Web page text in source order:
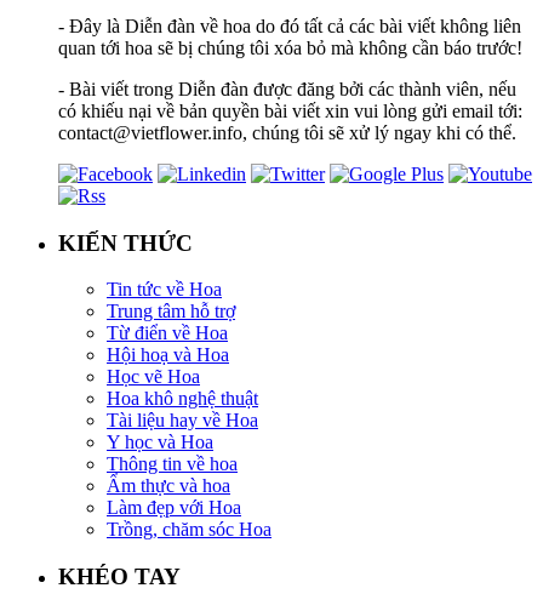
- Đây là Diễn đàn về hoa do đó tất cả các bài viết không liên
quan tới hoa sẽ bị chúng tôi xóa bỏ mà không cần báo trước!
- Bài viết trong Diễn đàn được đăng bởi các thành viên, nếu
có khiếu nại về bản quyền bài viết xin vui lòng gửi email tới:
contact@vietflower.info, chúng tôi sẽ xử lý ngay khi có thể.
KIẾN THỨC
Tin tức về Hoa
Trung tâm hỗ trợ
Từ điển về Hoa
Hội hoạ và Hoa
Học vẽ Hoa
Hoa khô nghệ thuật
Tài liệu hay về Hoa
Y học và Hoa
Thông tin về hoa
Ẩm thực và hoa
Làm đẹp với Hoa
Trồng, chăm sóc Hoa
KHÉO TAY